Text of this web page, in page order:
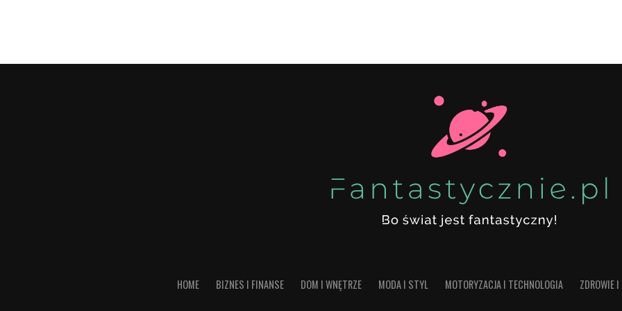
HOME BIZNES I FINANSE DOM I WNĘTRZE MODA I STYL MOTORYZACJA I TECHNOLOGIA ZDROWIE